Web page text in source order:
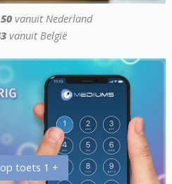
vanuit Nederland
vanuit België
toets 1 +